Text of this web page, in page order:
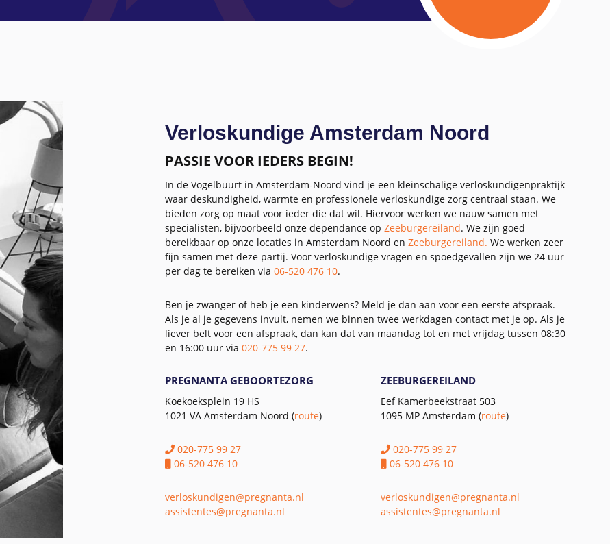
Verloskundige Amsterdam Noord
PASSIE VOOR IEDERS BEGIN!
In de Vogelbuurt in Amsterdam-Noord vind je een kleinschalige verloskundigenpraktijk
waar deskundigheid, warmte en professionele verloskundige zorg centraal staan. We
bieden zorg op maat voor ieder die dat wil. Hiervoor werken we nauw samen met
specialisten, bijvoorbeeld onze dependance opZeeburgereiland. We zijn goed
bereikbaar op onze locaties in Amsterdam Noord enZeeburgereiland. We werken zeer
fijn samen met deze partij. Voor verloskundige vragen en spoedgevallen zijn we 24 uur
per dag te bereiken via06-520 476 10.
Ben je zwanger of heb je een kinderwens? Meld je dan aan voor een eerste afspraak.
Als je al je gegevens invult, nemen we binnen twee werkdagen contact met je op. Als je
liever belt voor een afspraak, dan kan dat van maandag tot en met vrijdag tussen 08:30
en 16:00 uur via020-775 99 27.
PREGNANTA GEBOORTEZORG
Koekoeksplein 19 HS
1021 VA Amsterdam Noord (route)
020-775 99 27
06-520 476 10
verloskundigen@pregnanta.nl
assistentes@pregnanta.nl
ZEEBURGEREILAND
Eef Kamerbeekstraat 503
1095 MP Amsterdam (route)
020-775 99 27
06-520 476 10
verloskundigen@pregnanta.nl
assistentes@pregnanta.nl